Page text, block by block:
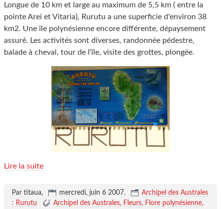
Longue de 10 km et large au maximum de 5,5 km ( entre la
pointe Arei et Vitaria), Rurutu a une superficie d'environ 38
km2. Une île polynésienne encore différente, dépaysement
assuré. Les activités sont diverses, randonnée pédestre,
balade à cheval, tour de l'île, visite des grottes, plongée.
Lire la suite
Par titaua, mercredi, juin 6 2007.
Archipel des Australes
: Rurutu
Archipel des Australes Fleurs Flore polynésienne